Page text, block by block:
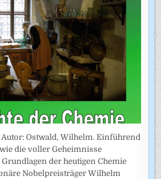
Autor: Ostwald, Wilhelm. Einführend
die voller Geheimnisse
der heutigen Chemie
Nobelpreisträger Wilhelm